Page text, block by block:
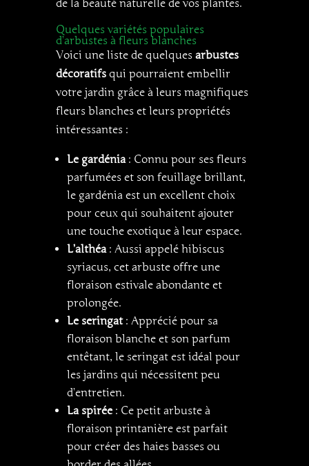
de la beauté naturelle de vos plantes.
Quelques variétés populaires
d’arbustes à fleurs blanches
Voici une liste de quelques arbustes
décoratifs qui pourraient embellir
votre jardin grâce à leurs magnifiques
fleurs blanches et leurs propriétés
intéressantes :
Le gardénia : Connu pour ses fleurs
parfumées et son feuillage brillant,
le gardénia est un excellent choix
pour ceux qui souhaitent ajouter
une touche exotique à leur espace.
L’althéa : Aussi appelé hibiscus
syriacus, cet arbuste offre une
floraison estivale abondante et
prolongée.
Le seringat : Apprécié pour sa
floraison blanche et son parfum
entêtant, le seringat est idéal pour
les jardins qui nécessitent peu
d’entretien.
La spirée : Ce petit arbuste à
floraison printanière est parfait
pour créer des haies basses ou